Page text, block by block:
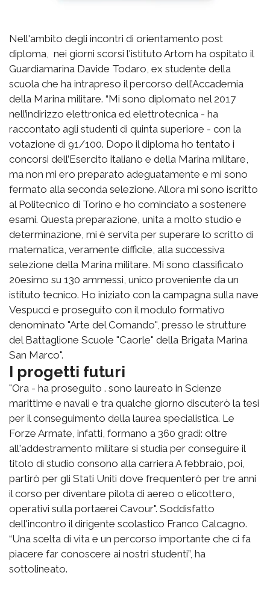
Nell'ambito degli incontri di orientamento post
diploma, nei giorni scorsi l'istituto Artom ha ospitato il
Guardiamarina Davide Todaro, ex studente della
scuola che ha intrapreso il percorso dell’Accademia
della Marina militare. “Mi sono diplomato nel 2017
nell’indirizzo elettronica ed elettrotecnica - ha
raccontato agli studenti di quinta superiore - con la
votazione di 91/100. Dopo il diploma ho tentato i
concorsi dell’Esercito italiano e della Marina militare,
ma non mi ero preparato adeguatamente e mi sono
fermato alla seconda selezione. Allora mi sono iscritto
al Politecnico di Torino e ho cominciato a sostenere
esami. Questa preparazione, unita a molto studio e
determinazione, mi è servita per superare lo scritto di
matematica, veramente difficile, alla successiva
selezione della Marina militare. Mi sono classificato
20esimo su 130 ammessi, unico proveniente da un
istituto tecnico. Ho iniziato con la campagna sulla nave
Vespucci e proseguito con il modulo formativo
denominato "Arte del Comando", presso le strutture
del Battaglione Scuole "Caorle" della Brigata Marina
San Marco".
I progetti futuri
"Ora - ha proseguito . sono laureato in Scienze
marittime e navali e tra qualche giorno discuterò la tesi
per il conseguimento della laurea specialistica. Le
Forze Armate, infatti, formano a 360 gradi: oltre
all'addestramento militare si studia per conseguire il
titolo di studio consono alla carriera A febbraio, poi,
partirò per gli Stati Uniti dove frequenterò per tre anni
il corso per diventare pilota di aereo o elicottero,
operativi sulla portaerei Cavour". Soddisfatto
dell'incontro il dirigente scolastico Franco Calcagno.
“Una scelta di vita e un percorso importante che ci fa
piacere far conoscere ai nostri studenti”, ha
sottolineato.